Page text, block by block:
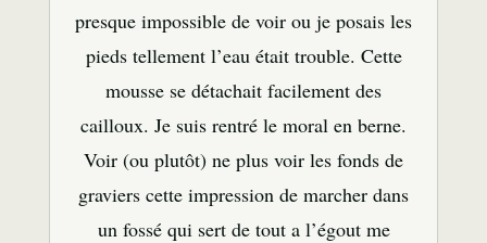
presque impossible de voir ou je posais les
pieds tellement l’eau était trouble. Cette
mousse se détachait facilement des
cailloux. Je suis rentré le moral en berne.
Voir (ou plutôt) ne plus voir les fonds de
graviers cette impression de marcher dans
un fossé qui sert de tout a l’égout me